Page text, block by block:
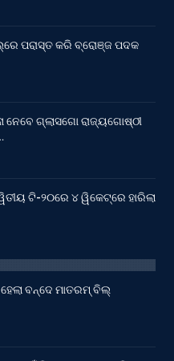
ପରାସ୍ତ କରି ବ୍ରୋଞ୍ଜ ପଦକ
ନେବେ ଗ୍ଲାସଗୋ ରାଜ୍ୟଗୋଷ୍ଠୀ
ଟି-୨୦ରେ ୪ ୱିକେଟ୍‌ରେ ହାରିଲା
ବନ୍ଦେ ମାତରମ୍‌ ବିଲ୍‌